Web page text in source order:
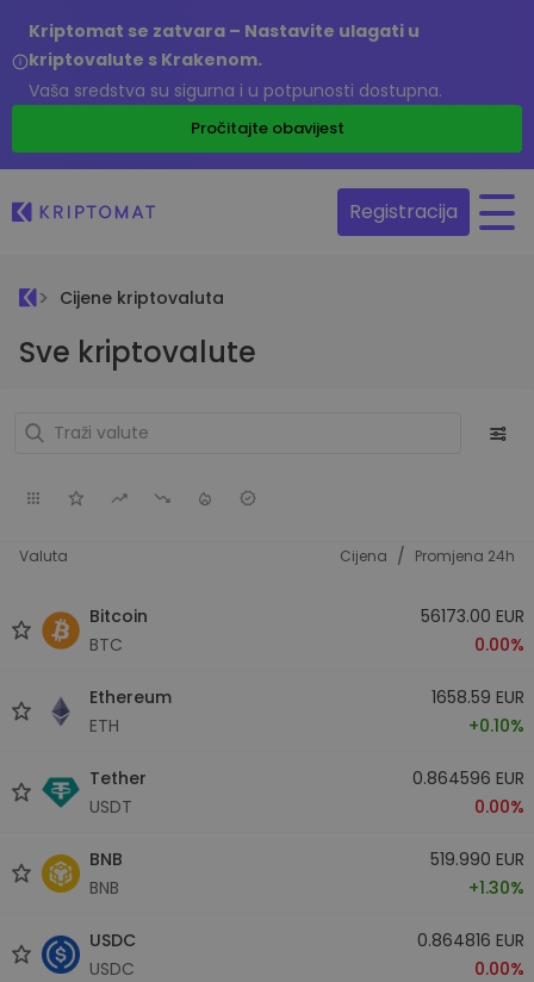
Kriptomat se zatvara – Nastavite ulagati u
kriptovalute s Krakenom.
Vaša sredstva su sigurna i u potpunosti dostupna.
Pročitajte obavijest
Registracija
Cijene kriptovaluta
Sve kriptovalute
Valuta Cijena / Promjena 24h
Bitcoin
BTC
56173.00 EUR
0.00%
Ethereum
ETH
1658.59 EUR
+0.10%
Tether
USDT
0.864596 EUR
0.00%
BNB
BNB
519.990 EUR
+1.30%
USDC
USDC
0.864816 EUR
0.00%